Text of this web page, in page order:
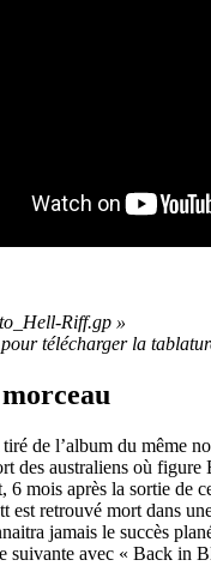
Riff.gp »
télécharger la
de l’album du même
des australiens où figure
6 mois après la sortie de
est retrouvé mort dans
jamais le succès
suivante avec « Back in